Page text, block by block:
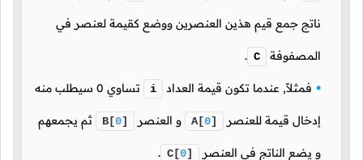
ناتج جمع قيم هذين العنصرين ووضع كقيمة لعنصر في
المصفوفة C
.
فمثلاً, عندما تكون قيمة العداد i تساوي 0 سيطلب منه
إدخال قيمة للعنصر A[0] و العنصر B[0] ثم يجمعهم
و يضع الناتج في العنصر C[0]
.